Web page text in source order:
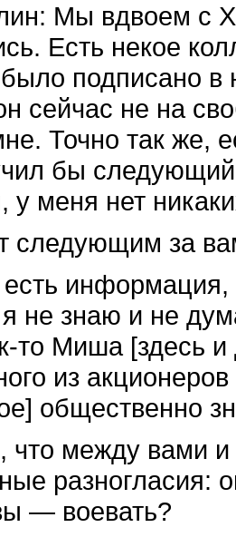
Мы вдвоем с
Есть некое
было подписано
сейчас не на
Точно так же,
бы
у меня нет
следующим за
информация,
не знаю и не
то Миша [здесь
из
общественно
между вами и
разногласия:
— воевать?